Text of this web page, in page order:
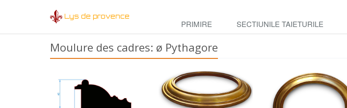
Lys de provence
PRIMIRE SECTIUNILE TAIETURILE
Moulure des cadres: ø Pythagore